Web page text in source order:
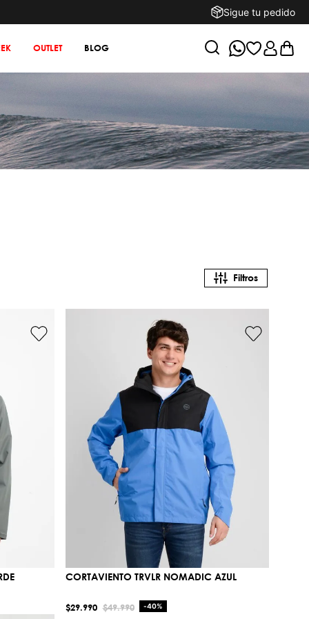
Sigue tu pedido
OUTLET BLOG
CORTAVIENTO TRVLR NOMADIC AZUL
$49.990
$29.990 -40%